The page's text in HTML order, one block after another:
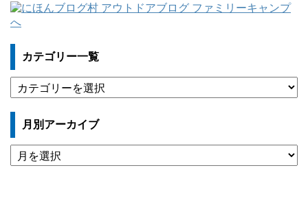
カテゴリー一覧
テ
ゴ
ー
一
覧
月別アーカイブ
月
別